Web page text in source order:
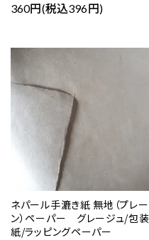
360円(税込396円)
ネパール手漉き紙 無地（プレー
ン）ペーパー グレージュ/包装
紙/ラッピングペーパー